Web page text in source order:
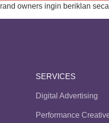
owners ingin beriklan
SERVICES
Digital Advertising
Performance